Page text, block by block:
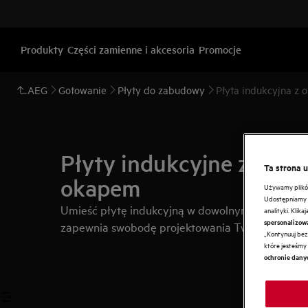
Produkty Części zamienne i akcesoria Promocje
AEG Gotowanie Płyty do zabudowy Płyta indukcyjna z
Płyty indukcyjne z
okapem
Umieść płytę indukcyjną w dowolnym miejscu.
zapewnia swobodę projektowania Twojej kuchni.
Ta strona
Używamy
Udostępniamy
analityki.
„Kontynuuj
które jesteśmy
ochronie